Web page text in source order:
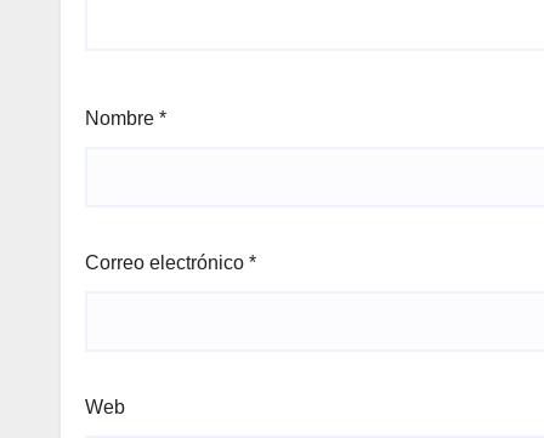
Nombre *
Correo electrónico *
Web